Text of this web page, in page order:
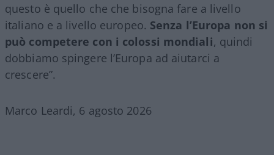
questo è quello che che bisogna fare a livello
italiano e a livello europeo. Senza l’Europa non si
può competere con i colossi mondiali, quindi
dobbiamo spingere l’Europa ad aiutarci a
crescere”.
Marco Leardi, 6 agosto 2026